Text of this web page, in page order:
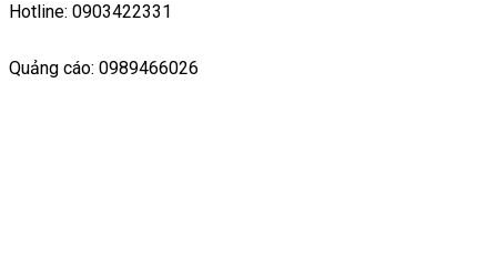
Hotline: 0903422331
Quảng cáo: 0989466026